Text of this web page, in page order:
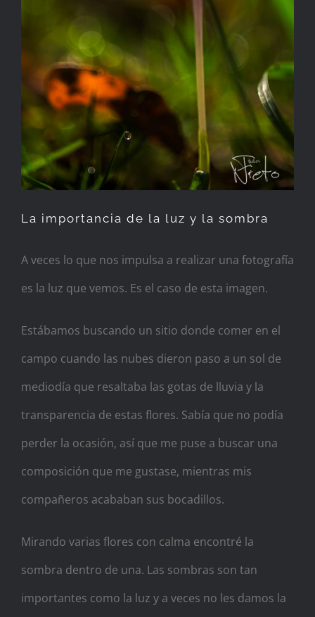
La importancia de la luz y la sombra
A veces lo que nos impulsa a realizar una fotografía
es la luz que vemos. Es el caso de esta imagen.
Estábamos buscando un sitio donde comer en el
campo cuando las nubes dieron paso a un sol de
mediodía que resaltaba las gotas de lluvia y la
transparencia de estas flores. Sabía que no podía
perder la ocasión, así que me puse a buscar una
composición que me gustase, mientras mis
compañeros acababan sus bocadillos.
Mirando varias flores con calma encontré la
sombra dentro de una. Las sombras son tan
importantes como la luz y a veces no les damos la